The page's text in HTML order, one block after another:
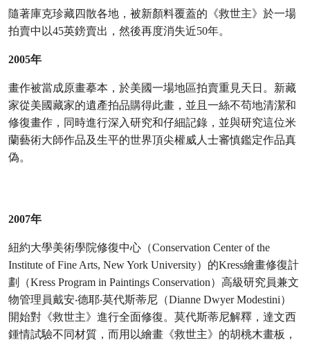
隨著庫克珍藏四散各地，被新顏料覆蓋的《救世主》於一場
拍賣中以45英鎊賣出，然後再度消失近50年。
2005年
畫作被當成原畫摹本，於美國一場地區拍賣重見天日。新藏
家從美國藏家的遺產拍品購得此畫，並且一絲不苟地清潔和
修復畫作，同時進行深入研究和仔細記錄，並與研究這位米
蘭藝術大師作品及生平的世界頂尖權威人士審慎鑑定作品真
偽。
2007年
紐約大學美術學院修復中心（Conservation Center of the
Institute of Fine Arts, New York University）的Kress繪畫修復計
劃（Kress Program in Paintings Conservation）高級研究員兼文
物管理員戴安‧德耶‧莫代斯蒂尼（Dianne Dwyer Modestini）
開始對《救世主》進行全面修復。莫代斯蒂尼解釋，達文西
鍾情試驗不同材質，而用以繪畫《救世主》的胡桃木畫板，